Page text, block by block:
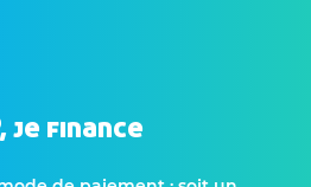
je finance